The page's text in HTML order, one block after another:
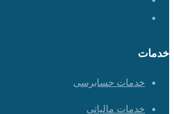
خدمات
خدمات حسابرسی
خدمات مالیاتی